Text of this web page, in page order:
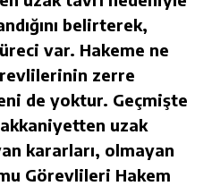
belirterek,
var. Hakeme ne
zerre
de yoktur. Geçmişte
uzak
kararları, olmayan
Görevlileri Hakem